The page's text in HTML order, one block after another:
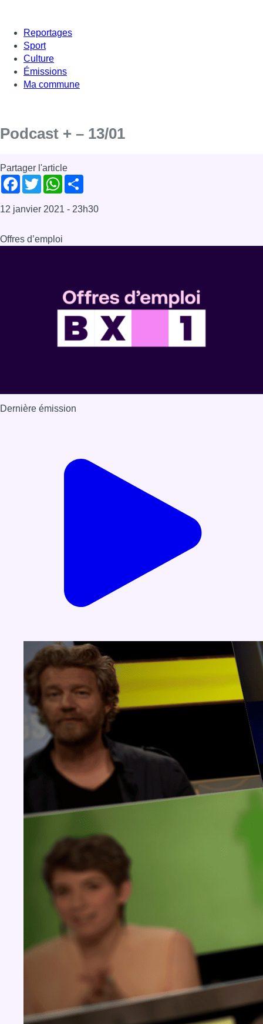
Reportages
Sport
Culture
Émissions
Ma commune
Podcast + – 13/01
Partager l'article
Facebook
TwitterWhatsApp
12 janvier 2021 - 23h30
Offres d’emploi
Dernière émission